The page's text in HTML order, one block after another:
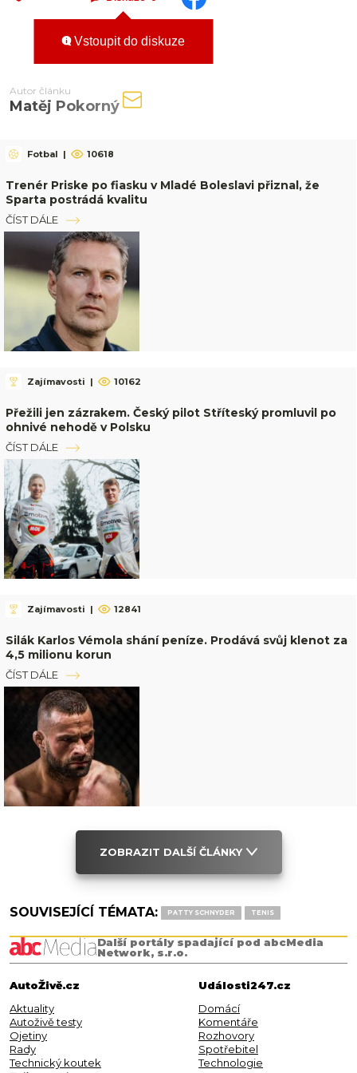
Vstoupit do diskuze
Autor článku
Matěj Pokorný
Fotbal | 10618
Trenér Priske po fiasku v Mladé Boleslavi přiznal, že
Sparta postrádá kvalitu
ČÍST DÁLE
Zajímavosti | 10162
Přežili jen zázrakem. Český pilot Stříteský promluvil po
ohnivé nehodě v Polsku
ČÍST DÁLE
Zajímavosti | 12841
Silák Karlos Vémola shání peníze. Prodává svůj klenot za
4,5 milionu korun
ČÍST DÁLE
ZOBRAZIT DALŠÍ ČLÁNKY
SOUVISEJÍCÍ TÉMATA: PATTY SCHNYDER TENIS
Další portály spadající pod abcMedia
Network, s.r.o.
AutoŽivě.cz
Aktuality
Autoživě testy
Ojetiny
Rady
Technický koutek
Události247.cz
Domácí
Komentáře
Rozhovory
Spotřebitel
Technologie